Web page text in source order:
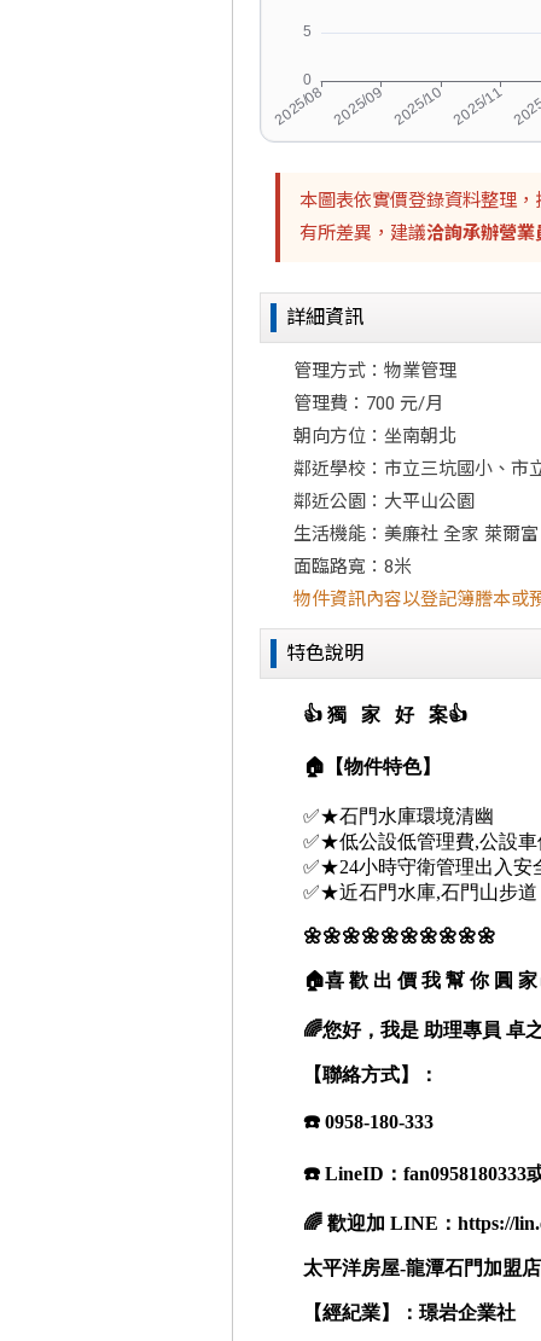
本圖表依實價登錄資料整理
有所差異，建議洽詢承辦營業
詳細資訊
管理方式：物業管理
管理費：700 元/月
朝向方位：坐南朝北
鄰近學校：市立三坑國小、市
鄰近公園：大平山公園
生活機能：美廉社 全家 萊爾富
面臨路寬：8米
物件資訊內容以登記簿謄本或
特色說明